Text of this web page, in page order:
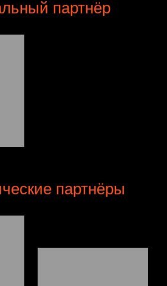
партнёр
партнёры